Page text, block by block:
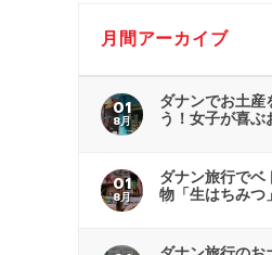
月間アーカイブ
01
8月
ダナンでお土産
う！女子が喜ぶ
01
8月
ダナン旅行でベ
物「生はちみつ
産に！